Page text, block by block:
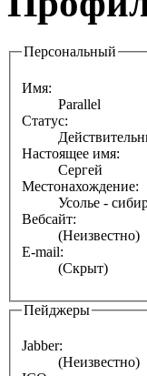
Персональный
Имя:
Parallel
Статус:
Настоящее имя:
Сергей
Местонахождение:
Усолье -
Вебсайт:
(Неизвестно)
E-mail:
(Скрыт)
Пейджеры
Jabber:
(Неизвестно)